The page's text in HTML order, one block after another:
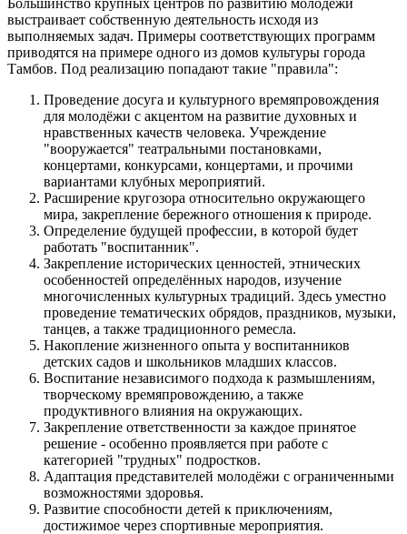
Большинство крупных центров по развитию молодёжи
выстраивает собственную деятельность исходя из
выполняемых задач. Примеры соответствующих программ
приводятся на примере одного из домов культуры города
Тамбов. Под реализацию попадают такие "правила":
Проведение досуга и культурного времяпровождения
для молодёжи с акцентом на развитие духовных и
нравственных качеств человека. Учреждение
"вооружается" театральными постановками,
концертами, конкурсами, концертами, и прочими
вариантами клубных мероприятий.
Расширение кругозора относительно окружающего
мира, закрепление бережного отношения к природе.
Определение будущей профессии, в которой будет
работать "воспитанник".
Закрепление исторических ценностей, этнических
особенностей определённых народов, изучение
многочисленных культурных традиций. Здесь уместно
проведение тематических обрядов, праздников, музыки,
танцев, а также традиционного ремесла.
Накопление жизненного опыта у воспитанников
детских садов и школьников младших классов.
Воспитание независимого подхода к размышлениям,
творческому времяпровождению, а также
продуктивного влияния на окружающих.
Закрепление ответственности за каждое принятое
решение - особенно проявляется при работе с
категорией "трудных" подростков.
Адаптация представителей молодёжи с ограниченными
возможностями здоровья.
Развитие способности детей к приключениям,
достижимое через спортивные мероприятия.